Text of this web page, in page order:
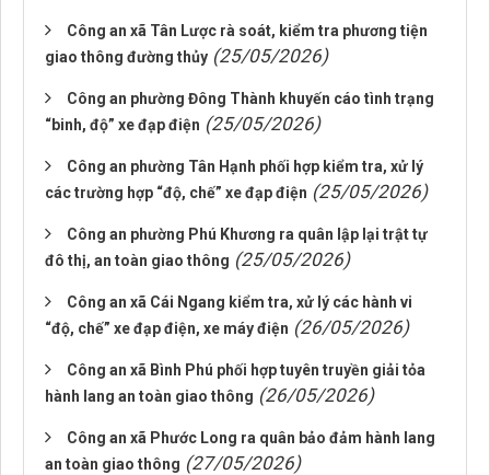
Công an xã Tân Lược rà soát, kiểm tra phương tiện
giao thông đường thủy (25/05/2026)
Công an phường Đông Thành khuyến cáo tình trạng
“binh, độ” xe đạp điện (25/05/2026)
Công an phường Tân Hạnh phối hợp kiểm tra, xử lý
các trường hợp “độ, chế” xe đạp điện (25/05/2026)
Công an phường Phú Khương ra quân lập lại trật tự
đô thị, an toàn giao thông (25/05/2026)
Công an xã Cái Ngang kiểm tra, xử lý các hành vi
“độ, chế” xe đạp điện, xe máy điện (26/05/2026)
Công an xã Bình Phú phối hợp tuyên truyền giải tỏa
hành lang an toàn giao thông (26/05/2026)
Công an xã Phước Long ra quân bảo đảm hành lang
an toàn giao thông (27/05/2026)